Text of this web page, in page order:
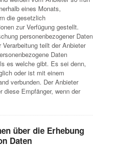
eines Monats,
die gesetzlich
zur Verfügung gestellt.
personenbezogener Daten
teilt der Anbieter
Daten
es welche gibt. Es sei denn,
oder ist mit einem
verbunden. Der Anbieter
diese Empfänger, wenn der
über die Erhebung
Daten